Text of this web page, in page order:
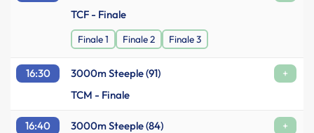
TCF - Finale
Finale 1 Finale 2 Finale 3
16:30 3000m Steeple (91)
+
TCM - Finale
16:40 3000m Steeple (84)
+